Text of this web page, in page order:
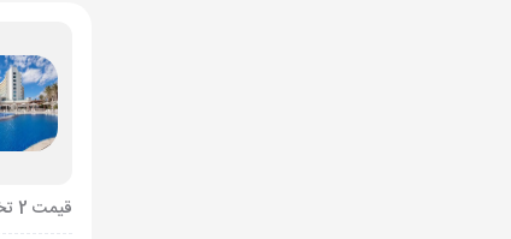
قیمت 2 تخته (هرنفر)